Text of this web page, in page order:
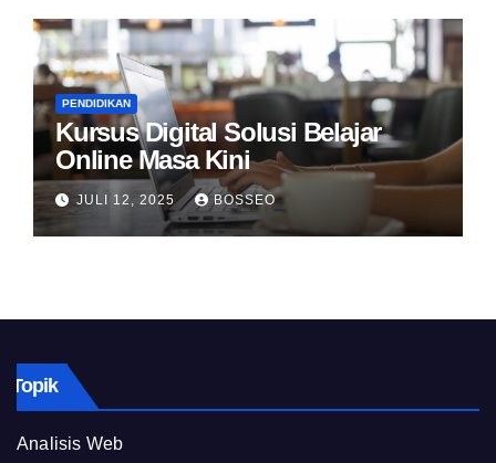
PENDIDIKAN
Kursus Digital Solusi Belajar
Online Masa Kini
JULI 12, 2025 BOSSEO
Topik
Analisis Web